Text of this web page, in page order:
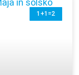
1+1=2